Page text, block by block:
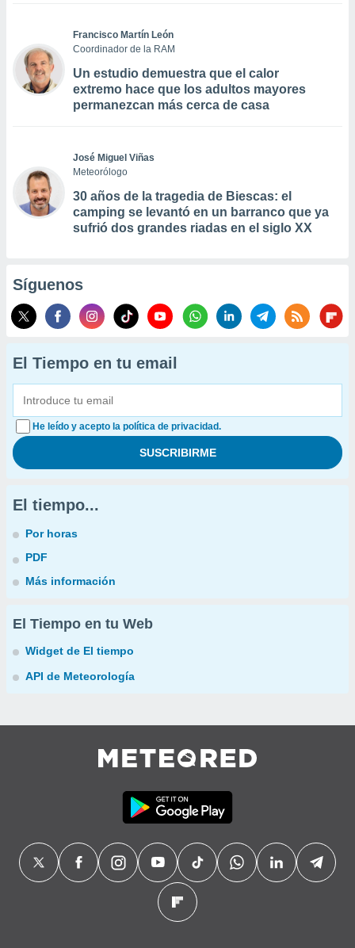
Francisco Martín León
Coordinador de la RAM
Un estudio demuestra que el calor
extremo hace que los adultos mayores
permanezcan más cerca de casa
José Miguel Viñas
Meteorólogo
30 años de la tragedia de Biescas: el
camping se levantó en un barranco que ya
sufrió dos grandes riadas en el siglo XX
Síguenos
El Tiempo en tu email
He leído y acepto la política de privacidad.
El tiempo...
Por horas
PDF
Más información
El Tiempo en tu Web
Widget de El tiempo
API de Meteorología